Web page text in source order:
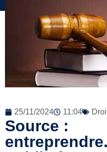
25/11/2024 11:04
Source :